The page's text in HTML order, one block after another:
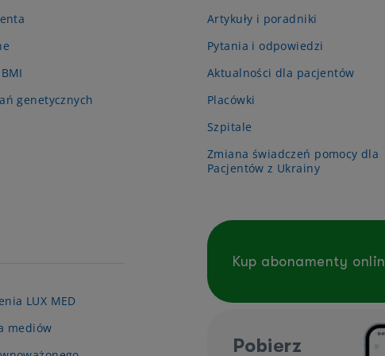
genetycznych
Artykuły i poradniki
Pytania i odpowiedzi
Aktualności dla pacjentów
Placówki
Szpitale
Zmiana świadczeń pomocy dla
Pacjentów z Ukrainy
LUX MED
mediów
Kup abonamenty
Pobierz